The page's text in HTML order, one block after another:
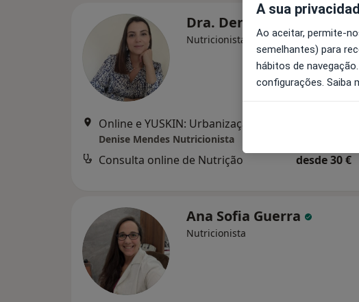
Dra. Denise Mendes
Nutricionista
Denise Mendes Nutricionista
Consulta online de Nutrição desde 30 €
Ana Sofia Guerra
Nutricionista
A sua
Ao aceitar, permite-
semelhantes) para
hábitos de
configurações. Saiba